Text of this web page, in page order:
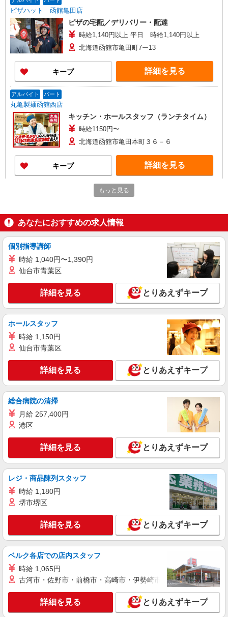
ピザハット 函館亀田店
ピザの宅配／デリバリー・配達
時給1,140円以上 平日 時給1,140円以上
北海道函館市亀田町7ー13
キープ 詳細を見る
アルバイト パート
丸亀製麺函館西店
キッチン・ホールスタッフ（ランチタイム）
時給1150円〜
北海道函館市亀田本町３６－６
キープ 詳細を見る
時給1150円〜 ☆22時以降は時給25％UP（深夜
割増有）
北海道函館市東山２－２－２４
キープ 詳細を見る
パート
びっくりドンキー 函館海岸通り店
びっくりドンキーのキッチンスタッフ
時給1,100円 18歳未満（高校生含む）時給
1,100円 深夜（22時以降 年少者不可）時給1,375
円 ☆早朝手当：時給＋50円 ☆12月31日〜1月3日
まで年末年始手当有（時給アップ）
びっくりドンキー 函館海岸通り店 北海道函
キープ 詳細を見る
アルバイト パート
びっくりドンキー 函館海岸通り店
びっくりドンキーのキッチンスタッフ
時給1,100円 18歳未満（高校生含む）時給
1,100円 深夜（22時以降 年少者不可）時給1,375
円 ☆早朝手当：時給＋50円 ☆12月31日〜1月3日
まで年末年始手当有（時給アップ）
びっくりドンキー 函館海岸通り店 北海道函
館市日乃出町25番地11号
キープ 詳細を見る
びっくりドンキー 函館石川店
びっくりドンキーのキッチンスタッフ
時給1,100円 18歳未満（高校生含む）時給
1,100円 深夜（22時以降 年少者不可）時給1,375
円 ☆土日祝日手当：時給＋50円 ☆12月31日〜1月
3日まで年末年始手当有（時給アップ）
びっくりドンキー 函館石川店 北海道函館市
石川町175－4
キープ 詳細を見る
もっと見る
あなたにおすすめの求人情報
個別指導講師
時給 1,040円〜1,390円
仙台市青葉区
詳細を見る とりあえずキープ
ホールスタッフ
時給 1,150円
仙台市青葉区
詳細を見る とりあえずキープ
総合病院の清掃
月給 257,400円
港区
詳細を見る とりあえずキープ
レジ・商品陳列スタッフ
時給 1,180円
堺市堺区
詳細を見る とりあえずキープ
ベルク各店での店内スタッフ
時給 1,065円
古河市・佐野市・前橋市・高崎市・伊勢崎市・太田市・館林市
詳細を見る とりあえずキープ